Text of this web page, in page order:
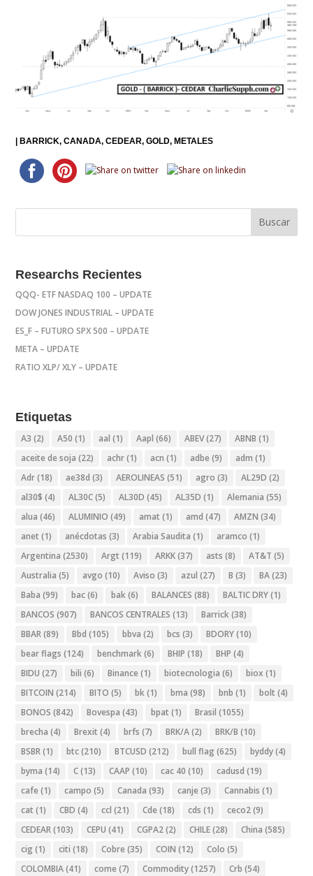
|BARRICK CANADA CEDEAR GOLD METALES
Researchs Recientes
QQQ- ETF NASDAQ 100 – UPDATE
DOW JONES INDUSTRIAL – UPDATE
ES_F – FUTURO SPX 500 – UPDATE
META – UPDATE
RATIO XLP/ XLY – UPDATE
Etiquetas
A3 (2) A50 (1) aal (1) Aapl (66) ABEV(27) ABNB (1)
aceite de soja (22) achr(1) acn (1) adbe (9) adm (1)
Adr(18) ae38d (3) AEROLINEAS (51) agro (3) AL29D (2)
al30$ (4) AL30C(5) AL30D (45) AL35D (1) Alemania (55)
alua (46) ALUMINIO (49) amat (1) amd (47) AMZN (34)
anet (1) anécdotas (3) Arabia Saudita (1) aramco (1)
Argentina (2530) Argt (119) ARKK(37) asts (8) AT&T (5)
Australia (5) avgo (10) Aviso (3) azul (27) B (3) BA(23)
Baba (99) bac(6) bak(6) BALANCES (88) BALTIC DRY(1)
BANCOS (907) BANCOS CENTRALES (13) Barrick(38)
BBAR(89) Bbd (105) bbva (2) bcs (3) BDORY(10)
bear flags (124) benchmark(6) BHIP (18) BHP (4)
BIDU (27) bili (6) Binance (1) biotecnologia (6) biox (1)
BITCOIN (214) BITO (5) bk(1) bma (98) bnb (1) bolt (4)
BONOS (842) Bovespa (43) bpat (1) Brasil (1055)
brecha (4) Brexit (4) brfs (7) BRK/A(2) BRK/B (10)
BSBR(1) btc(210) BTCUSD (212) bull flag (625) byddy(4)
byma (14) C(13) CAAP (10) cac 40 (10) cadusd (19)
cafe (1) campo (5) Canada (93) canje (3) Cannabis (1)
cat (1) CBD (4) ccl (21) Cde (18) cds (1) ceco2(9)
CEDEAR(103) CEPU (41) CGPA2(2) CHILE(28) China (585)
cig (1) citi (18) Cobre (35) COIN (12) Colo (5)
COLOMBIA(41) come (7) Commodity(1257) Crb (54)